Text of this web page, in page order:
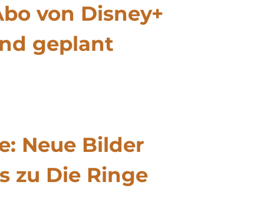
von Disney+
geplant
Neue Bilder
zu Die Ringe